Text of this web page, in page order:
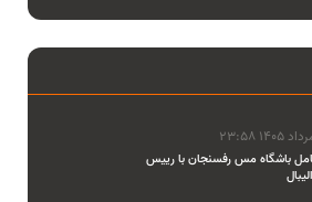
باشگاه مس رفسنجان با رییس